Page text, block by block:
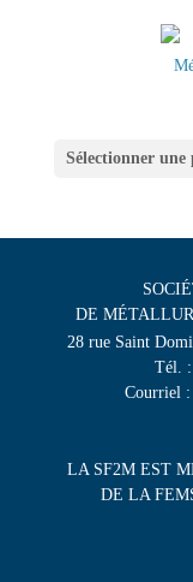
Sélectionner une
DE
28 rue Saint
Tél.
Courriel :
LA SF2M EST
DE LA